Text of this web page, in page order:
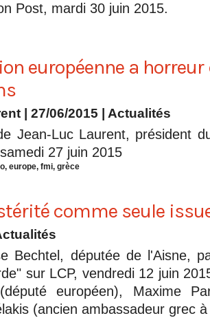
Post, mardi 30 juin 2015.
européenne a horreur
| 27/06/2015 Actualités
Jean-Luc Laurent, président
27 juin 2015
, europe, fmi, grèce
comme seule
Bechtel, députée de l'Aisne,
sur LCP, vendredi 12 juin
européen), Maxime
(ancien ambassadeur grec